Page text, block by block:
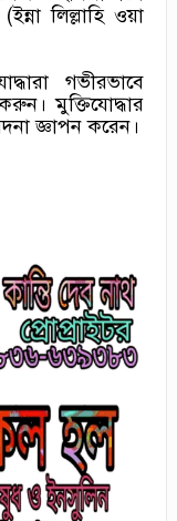
লিল্লাহি ওয়া
গভীরভাবে
মুক্তিযোদ্ধার
জ্ঞাপন করেন।